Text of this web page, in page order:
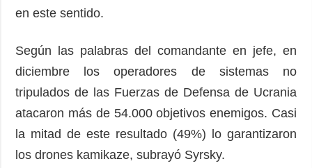
en este sentido.
Según las palabras del comandante en jefe, en
diciembre los operadores de sistemas no
tripulados de las Fuerzas de Defensa de Ucrania
atacaron más de 54.000 objetivos enemigos. Casi
la mitad de este resultado (49%) lo garantizaron
los drones kamikaze, subrayó Syrsky.